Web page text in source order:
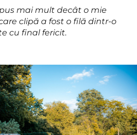
mai mult decât o mie
clipă a fost o filă dintr-o
cu final fericit.